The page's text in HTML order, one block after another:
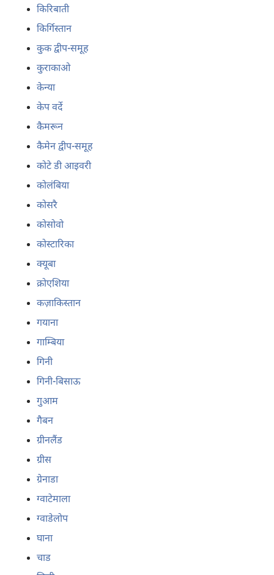
किरिबाती
किर्गिस्तान
कुक द्वीप-समूह
कुराकाओ
केन्या
केप वर्दे
कैमरून
कैमेन द्वीप-समूह
कोटे डी आइवरी
कोलंबिया
कोसरै
कोसोवो
कोस्टारिका
क्यूबा
क्रोएशिया
कज़ाकिस्तान
गयाना
गाम्बिया
गिनी
गिनी-बिसाऊ
गुआम
गैबन
ग्रीनलैंड
ग्रीस
ग्रेनाडा
ग्वाटेमाला
ग्वाडेलोप
घाना
चाड